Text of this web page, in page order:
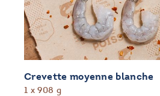
Crevette moyenne blanche
1 x 908 g